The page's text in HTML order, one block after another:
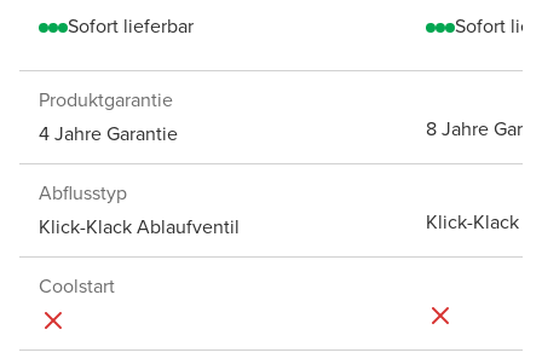
Sofort lieferbar Sofort
Produktgarantie
4 Jahre Garantie
8 Jahre
Abflusstyp
Klick-Klack Ablaufventil
Klick-Klack
Coolstart